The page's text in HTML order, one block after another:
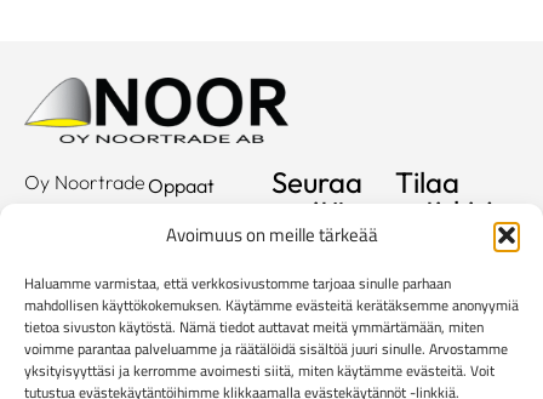
Avoimuus on meille tärkeää
Haluamme varmistaa, että verkkosivustomme tarjoaa sinulle parhaan
mahdollisen käyttökokemuksen. Käytämme evästeitä kerätäksemme anonyymiä
tietoa sivuston käytöstä. Nämä tiedot auttavat meitä ymmärtämään, miten
voimme parantaa palveluamme ja räätälöidä sisältöä juuri sinulle. Arvostamme
yksityisyyttäsi ja kerromme avoimesti siitä, miten käytämme evästeitä. Voit
tutustua evästekäytäntöihimme klikkaamalla evästekäytännöt -linkkiä.
Oy Noortrade
Hallimestarinkatu
20780
Kaarina
info@noortrade.fi
+358 2 51 22
Oppaat
Kuvastot
Showroom
Yritys
Yhteystiedot
Seuraa
meitä
Tilaa
uutiskirje